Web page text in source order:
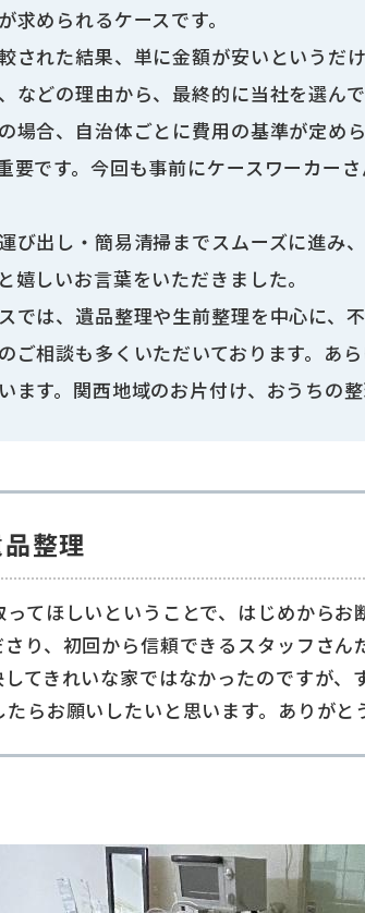
求められるケースです。
された結果、単に金額が安いというだ
などの理由から、最終的に当社を選んで
場合、自治体ごとに費用の基準が定め
要です。今回も事前にケースワーカー
び出し・簡易清掃までスムーズに進み
嬉しいお言葉をいただきました。
では、遺品整理や生前整理を中心に、
ご相談も多くいただいております。あ
ます。関西地域のお片付け、おうちの
整理
てほしいということで、はじめから
さり、初回から信頼できるスタッフさ
てきれいな家ではなかったのですが
らお願いしたいと思います。ありがと